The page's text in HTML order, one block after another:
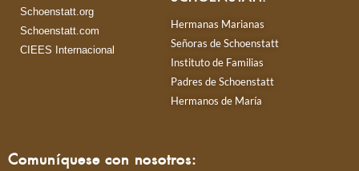
Schoenstatt.org
Schoenstatt.com
CIEES Internacional
Hermanas Marianas
Señoras de Schoenstatt
Instituto de Familias
Padres de Schoenstatt
Hermanos de María
Comuníquese con nosotros: